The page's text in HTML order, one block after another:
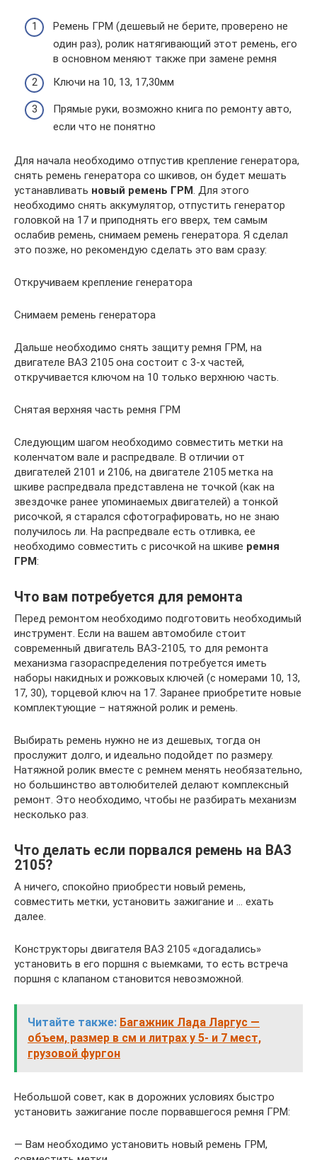
Ремень ГРМ (дешевый не берите, проверено не
один раз), ролик натягивающий этот ремень, его
в основном меняют также при замене ремня
Ключи на 10, 13, 17,30мм
Прямые руки, возможно книга по ремонту авто,
если что не понятно
Для начала необходимо отпустив крепление генератора,
снять ремень генератора со шкивов, он будет мешать
устанавливать новый ремень ГРМ. Для этого
необходимо снять аккумулятор, отпустить генератор
головкой на 17 и приподнять его вверх, тем самым
ослабив ремень, снимаем ремень генератора. Я сделал
это позже, но рекомендую сделать это вам сразу:
Откручиваем крепление генератора
Снимаем ремень генератора
Дальше необходимо снять защиту ремня ГРМ, на
двигателе ВАЗ 2105 она состоит с 3-х частей,
откручивается ключом на 10 только верхнюю часть.
Снятая верхняя часть ремня ГРМ
Следующим шагом необходимо совместить метки на
коленчатом вале и распредвале. В отличии от
двигателей 2101 и 2106, на двигателе 2105 метка на
шкиве распредвала представлена не точкой (как на
звездочке ранее упоминаемых двигателей) а тонкой
рисочкой, я старался сфотографировать, но не знаю
получилось ли. На распредвале есть отливка, ее
необходимо совместить с рисочкой на шкиве ремня
ГРМ:
Что вам потребуется для ремонта
Перед ремонтом необходимо подготовить необходимый
инструмент. Если на вашем автомобиле стоит
современный двигатель ВАЗ-2105, то для ремонта
механизма газораспределения потребуется иметь
наборы накидных и рожковых ключей (с номерами 10, 13,
17, 30), торцевой ключ на 17. Заранее приобретите новые
комплектующие – натяжной ролик и ремень.
Выбирать ремень нужно не из дешевых, тогда он
прослужит долго, и идеально подойдет по размеру.
Натяжной ролик вместе с ремнем менять необязательно,
но большинство автолюбителей делают комплексный
ремонт. Это необходимо, чтобы не разбирать механизм
несколько раз.
Что делать если порвался ремень на ВАЗ
2105?
А ничего, спокойно приобрести новый ремень,
совместить метки, установить зажигание и … ехать
далее.
Конструкторы двигателя ВАЗ 2105 «догадались»
установить в его поршня с выемками, то есть встреча
поршня с клапаном становится невозможной.
Читайте также: Багажник Лада Ларгус —
объем, размер в см и литрах у 5- и 7 мест,
грузовой фургон
Небольшой совет, как в дорожних условиях быстро
установить зажигание после порвавшегося ремня ГРМ:
— Вам необходимо установить новый ремень ГРМ,